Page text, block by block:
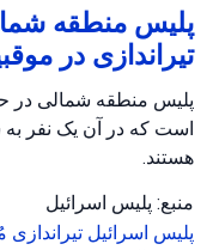
پلیس منطقه
تیراندازی در
پلیس منطقه شمالی در
است که در آن یک نفر
هستند.
منبع: پلیس اسرائیل
پلیس اسرائیل تیراندازی